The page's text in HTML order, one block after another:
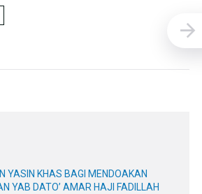
YASIN KHAS BAGI MENDOAKAN
YAB DATO’ AMAR HAJI FADILLAH